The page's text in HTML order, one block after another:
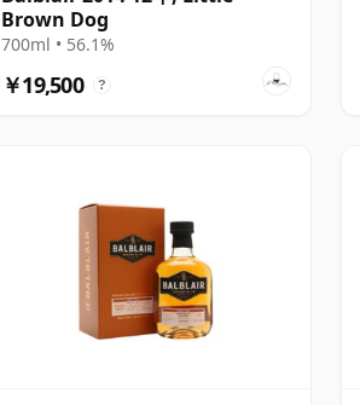
Brown Dog
700ml • 56.1%
￥19,500 ?